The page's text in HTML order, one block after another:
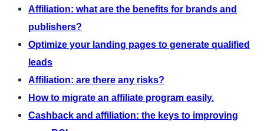
Affiliation: what are the benefits for brands and
publishers?
Optimize your landing pages to generate qualified
leads
Affiliation: are there any risks?
How to migrate an affiliate program easily.
Cashback and affiliation: the keys to improving